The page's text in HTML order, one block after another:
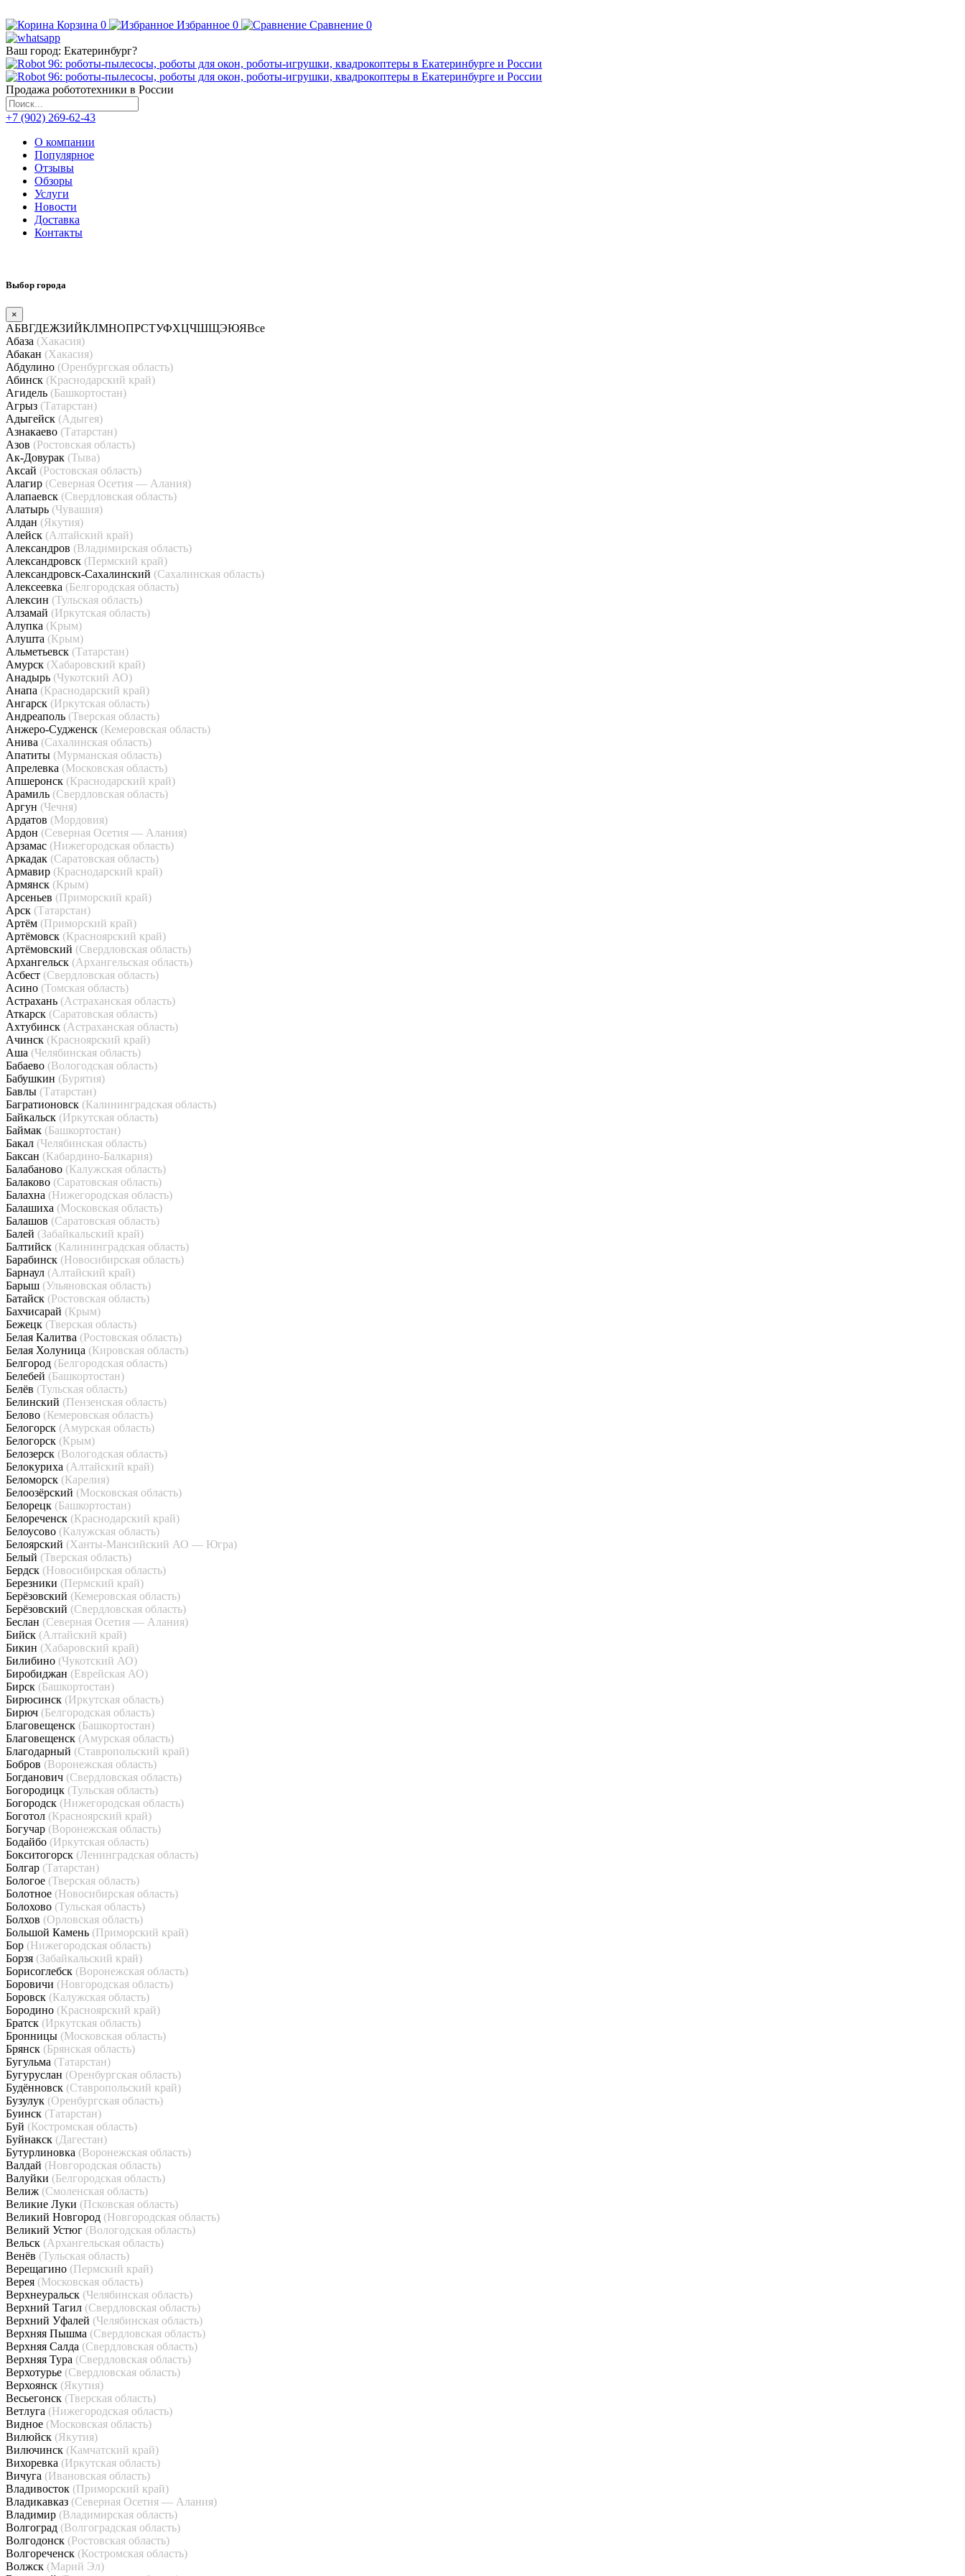
Корзина 0 Избранное 0 Сравнение 0
Ваш город: Екатеринбург?
Продажа робототехники в России
+7 (902) 269-62-43
О компании
Популярное
Отзывы
Обзоры
Услуги
Новости
Доставка
Контакты
Выбор города
×
АБВГДЕЖЗИЙКЛМНОПРСТУФХЦЧШЩЭЮЯВсе
Абаза (Хакасия)
Абакан (Хакасия)
Абдулино (Оренбургская область)
Абинск (Краснодарский край)
Агидель (Башкортостан)
Агрыз (Татарстан)
Адыгейск (Адыгея)
Азнакаево (Татарстан)
Азов (Ростовская область)
Ак-Довурак (Тыва)
Аксай (Ростовская область)
Алагир (Северная Осетия — Алания)
Алапаевск (Свердловская область)
Алатырь (Чувашия)
Алдан (Якутия)
Алейск (Алтайский край)
Александров (Владимирская область)
Александровск (Пермский край)
Александровск-Сахалинский (Сахалинская область)
Алексеевка (Белгородская область)
Алексин (Тульская область)
Алзамай (Иркутская область)
Алупка (Крым)
Алушта (Крым)
Альметьевск (Татарстан)
Амурск (Хабаровский край)
Анадырь (Чукотский АО)
Анапа (Краснодарский край)
Ангарск (Иркутская область)
Андреаполь (Тверская область)
Анжеро-Судженск (Кемеровская область)
Анива (Сахалинская область)
Апатиты (Мурманская область)
Апрелевка (Московская область)
Апшеронск (Краснодарский край)
Арамиль (Свердловская область)
Аргун (Чечня)
Ардатов (Мордовия)
Ардон (Северная Осетия — Алания)
Арзамас (Нижегородская область)
Аркадак (Саратовская область)
Армавир (Краснодарский край)
Армянск (Крым)
Арсеньев (Приморский край)
Арск (Татарстан)
Артём (Приморский край)
Артёмовск (Красноярский край)
Артёмовский (Свердловская область)
Архангельск (Архангельская область)
Асбест (Свердловская область)
Асино (Томская область)
Астрахань (Астраханская область)
Аткарск (Саратовская область)
Ахтубинск (Астраханская область)
Ачинск (Красноярский край)
Аша (Челябинская область)
Бабаево (Вологодская область)
Бабушкин (Бурятия)
Бавлы (Татарстан)
Багратионовск (Калининградская область)
Байкальск (Иркутская область)
Баймак (Башкортостан)
Бакал (Челябинская область)
Баксан (Кабардино-Балкария)
Балабаново (Калужская область)
Балаково (Саратовская область)
Балахна (Нижегородская область)
Балашиха (Московская область)
Балашов (Саратовская область)
Балей (Забайкальский край)
Балтийск (Калининградская область)
Барабинск (Новосибирская область)
Барнаул (Алтайский край)
Барыш (Ульяновская область)
Батайск (Ростовская область)
Бахчисарай (Крым)
Бежецк (Тверская область)
Белая Калитва (Ростовская область)
Белая Холуница (Кировская область)
Белгород (Белгородская область)
Белебей (Башкортостан)
Белёв (Тульская область)
Белинский (Пензенская область)
Белово (Кемеровская область)
Белогорск (Амурская область)
Белогорск (Крым)
Белозерск (Вологодская область)
Белокуриха (Алтайский край)
Беломорск (Карелия)
Белоозёрский (Московская область)
Белорецк (Башкортостан)
Белореченск (Краснодарский край)
Белоусово (Калужская область)
Белоярский (Ханты-Мансийский АО — Югра)
Белый (Тверская область)
Бердск (Новосибирская область)
Березники (Пермский край)
Берёзовский (Кемеровская область)
Берёзовский (Свердловская область)
Беслан (Северная Осетия — Алания)
Бийск (Алтайский край)
Бикин (Хабаровский край)
Билибино (Чукотский АО)
Биробиджан (Еврейская АО)
Бирск (Башкортостан)
Бирюсинск (Иркутская область)
Бирюч (Белгородская область)
Благовещенск (Башкортостан)
Благовещенск (Амурская область)
Благодарный (Ставропольский край)
Бобров (Воронежская область)
Богданович (Свердловская область)
Богородицк (Тульская область)
Богородск (Нижегородская область)
Боготол (Красноярский край)
Богучар (Воронежская область)
Бодайбо (Иркутская область)
Бокситогорск (Ленинградская область)
Болгар (Татарстан)
Бологое (Тверская область)
Болотное (Новосибирская область)
Болохово (Тульская область)
Болхов (Орловская область)
Большой Камень (Приморский край)
Бор (Нижегородская область)
Борзя (Забайкальский край)
Борисоглебск (Воронежская область)
Боровичи (Новгородская область)
Боровск (Калужская область)
Бородино (Красноярский край)
Братск (Иркутская область)
Бронницы (Московская область)
Брянск (Брянская область)
Бугульма (Татарстан)
Бугуруслан (Оренбургская область)
Будённовск (Ставропольский край)
Бузулук (Оренбургская область)
Буинск (Татарстан)
Буй (Костромская область)
Буйнакск (Дагестан)
Бутурлиновка (Воронежская область)
Валдай (Новгородская область)
Валуйки (Белгородская область)
Велиж (Смоленская область)
Великие Луки (Псковская область)
Великий Новгород (Новгородская область)
Великий Устюг (Вологодская область)
Вельск (Архангельская область)
Венёв (Тульская область)
Верещагино (Пермский край)
Верея (Московская область)
Верхнеуральск (Челябинская область)
Верхний Тагил (Свердловская область)
Верхний Уфалей (Челябинская область)
Верхняя Пышма (Свердловская область)
Верхняя Салда (Свердловская область)
Верхняя Тура (Свердловская область)
Верхотурье (Свердловская область)
Верхоянск (Якутия)
Весьегонск (Тверская область)
Ветлуга (Нижегородская область)
Видное (Московская область)
Вилюйск (Якутия)
Вилючинск (Камчатский край)
Вихоревка (Иркутская область)
Вичуга (Ивановская область)
Владивосток (Приморский край)
Владикавказ (Северная Осетия — Алания)
Владимир (Владимирская область)
Волгоград (Волгоградская область)
Волгодонск (Ростовская область)
Волгореченск (Костромская область)
Волжск (Марий Эл)